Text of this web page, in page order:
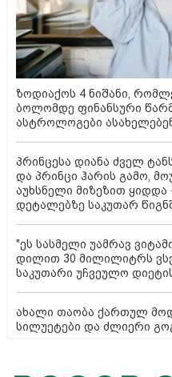
ზოდიაქოს 4 ნიშანი,
ბოლომდე ფინანსური
ასტროლოგები
პრინცესა დიანა ძველ
და პრინცი ჰარის გამო,
აუხსნელი მიზეზით
დეტალებზე საკუთარ
"ეს სასმელი უამრავ
დილით 30 მილილიტრს
საკუთარი უჩვეულო
ახალი თაობა ქართულ
სილუეტები და ძლიერი